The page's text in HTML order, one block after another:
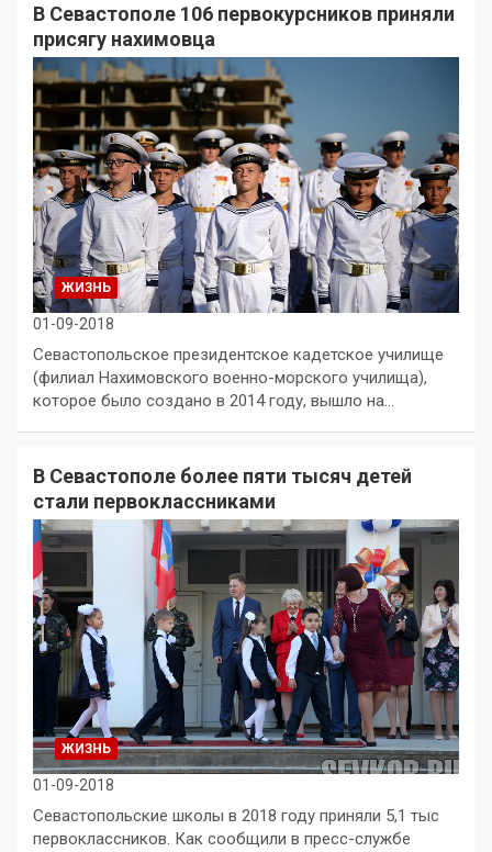
В Севастополе 106 первокурсников приняли
присягу нахимовца
ЖИЗНЬ
01-09-2018
Севастопольское президентское кадетское училище
(филиал Нахимовского военно-морского училища),
которое было создано в 2014 году, вышло на…
В Севастополе более пяти тысяч детей
стали первоклассниками
ЖИЗНЬ
01-09-2018
Севастопольские школы в 2018 году приняли 5,1 тыс
первоклассников. Как сообщили в пресс-службе